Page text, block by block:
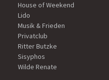
House of Weekend
Lido
Musik & Frieden
Privatclub
Ritter Butzke
Sisyphos
Wilde Renate